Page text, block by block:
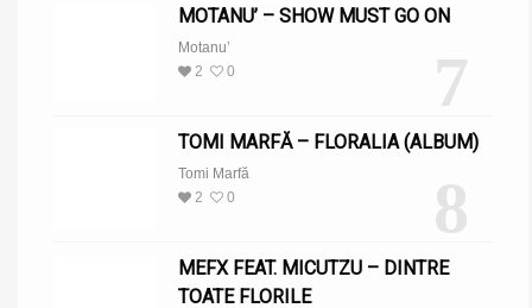
7
MOTANU’ – SHOW MUST GO ON
Motanu’
2
0
8
TOMI MARFĂ – FLORALIA (ALBUM)
Tomi Marfă
2
0
MEFX FEAT. MICUTZU – DINTRE
TOATE FLORILE